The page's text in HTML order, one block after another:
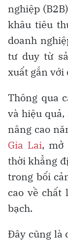
nghiệp
khâu tiêu
doanh
tư duy từ
xuất gắn với
Thông qua
và hiệu
nâng cao
Gia Lai, mở
thời khẳng
trong bối
cao về chất
bạch.
Đây cũng là